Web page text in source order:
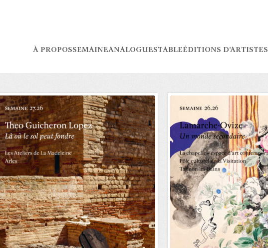
À PROPOSSEMAINEANALOGUESTABLEÉDITIONS D’ARTISTES